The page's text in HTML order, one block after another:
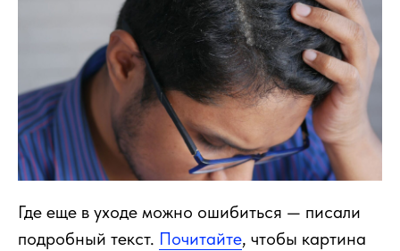
Где еще в уходе можно ошибиться — писали
подробный текст. Почитайте, чтобы картина